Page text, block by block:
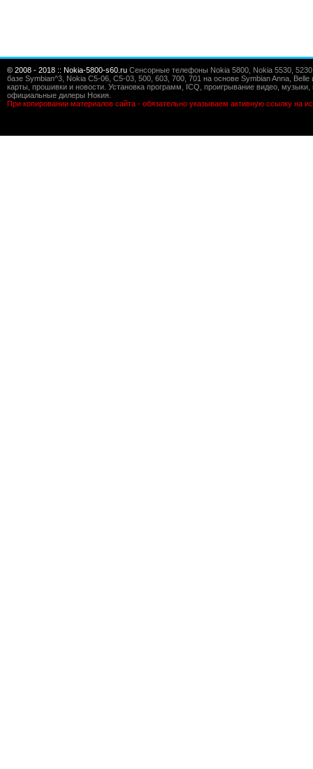
© 2008 - 2018 :: Nokia-5800-s60.ru Сенсорные телефоны Nokia 5800, Nokia 5530,
базе Symbian^3, Nokia C5-06, C5-03, 500, 603, 700, 701 на основе Symbian Anna,
карты, прошивки и новости. Установка программ, ICQ, проигрывание видео,
официальные дилеры Нокия.
При копировании материалов сайта - обязательно указываем активную ссылку на